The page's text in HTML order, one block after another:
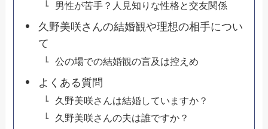
男性が苦手？人見知りな性格と交友関係
久野美咲さんの結婚観や理想の相手につい
て
公の場での結婚観の言及は控えめ
よくある質問
久野美咲さんは結婚していますか？
久野美咲さんの夫は誰ですか？